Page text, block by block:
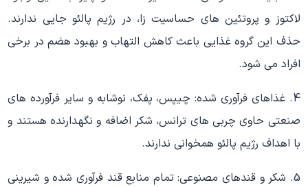
لاکتوز و پروتئین های حساسیت زا، در رژیم پالئو جایی ندارند.
حذف این گروه غذایی باعث کاهش التهاب و بهبود هضم در برخی
افراد می شود.
4. غذاهای فرآوری شده: چیپس، پفک، نوشابه و سایر فرآورده های
صنعتی حاوی چربی های ترانس، شکر اضافه و نگهدارنده هستند و
با اهداف رژیم پالئو همخوانی ندارند.
5. شکر و قندهای مصنوعی: تمام منابع قند فرآوری شده و شیرینی